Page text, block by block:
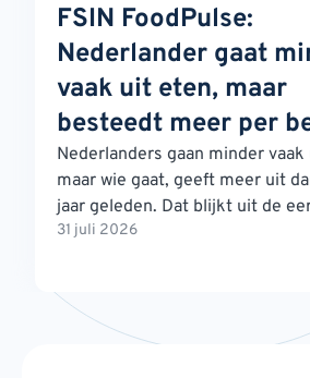
FSIN FoodPulse:
Nederlander gaat
vaak uit eten, maar
besteedt meer per
Nederlanders gaan minder
maar wie gaat, geeft meer uit
jaar geleden. Dat blijkt uit de
31 juli 2026